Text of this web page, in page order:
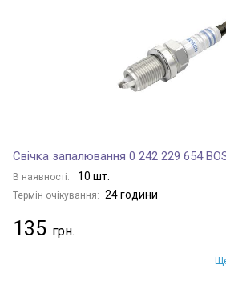
Свічка запалювання 0 242 229 654
В наявності: 10 шт.
Термін очікування: 24 години
135